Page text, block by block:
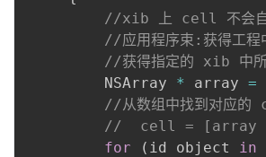
//xib 上 cell 不会自
//应用程序束:获得工程
//获得指定的 xib 中所
         NSArray
* array =
//从数组中找到对
//  cell = [array
for
( id object in